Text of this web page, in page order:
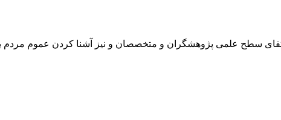
ارتقای سطح علمی پژوهشگران و متخصصان و نیز آشنا کردن عموم